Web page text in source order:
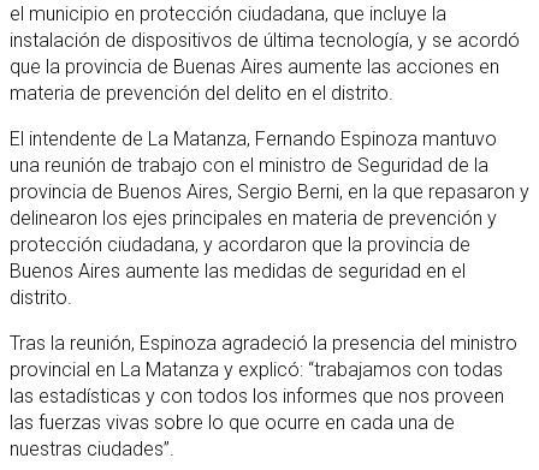
el municipio en protección ciudadana, que incluye la
instalación de dispositivos de última tecnología, y se acordó
que la provincia de Buenas Aires aumente las acciones en
materia de prevención del delito en el distrito.
El intendente de La Matanza, Fernando Espinoza mantuvo
una reunión de trabajo con el ministro de Seguridad de la
provincia de Buenos Aires, Sergio Berni, en la que repasaron y
delinearon los ejes principales en materia de prevención y
protección ciudadana, y acordaron que la provincia de
Buenos Aires aumente las medidas de seguridad en el
distrito.
Tras la reunión, Espinoza agradeció la presencia del ministro
provincial en La Matanza y explicó: “trabajamos con todas
las estadísticas y con todos los informes que nos proveen
las fuerzas vivas sobre lo que ocurre en cada una de
nuestras ciudades”.